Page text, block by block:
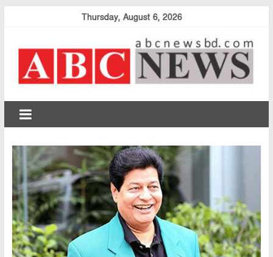
Thursday, August 6, 2026
abcnewsbd